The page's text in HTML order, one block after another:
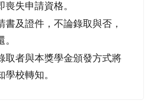
喪失申請資格。
書及證件，不論錄取與否，
取者與本獎學金頒發方式將
學校轉知。